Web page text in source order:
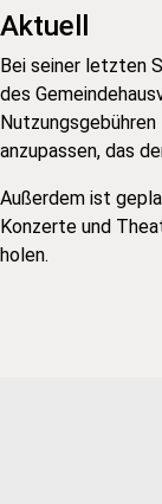
Aktuell
Bei seiner letzten
des
anzupassen, das
Außerdem ist
Konzerte und
holen.